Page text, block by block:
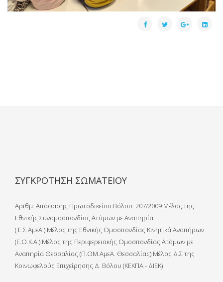
ΣΥΓΚΡΟΤΗΣΗ ΣΩΜΑΤΕΙΟΥ
Αριθμ. Απόφασης Πρωτοδικείου Βόλου: 207/2009 Μέλος της
Εθνικής Συνομοσπονδίας Ατόμων με Αναπηρία
( Ε.Σ.ΑμεΑ.) Μέλος της Εθνικής Ομοσπονδίας Κινητικά Αναπήρων
(Ε.Ο.Κ.Α.) Μέλος της Περιφερειακής Ομοσπονδίας Ατόμων με
Αναπηρία Θεσσαλίας (Π.ΟΜ.ΑμεΑ. Θεσσαλίας) Μέλος Δ.Σ της
Κοινωφελούς Επιχείρησης Δ. Βόλου (ΚΕΚΠΑ - ΔΙΕΚ)